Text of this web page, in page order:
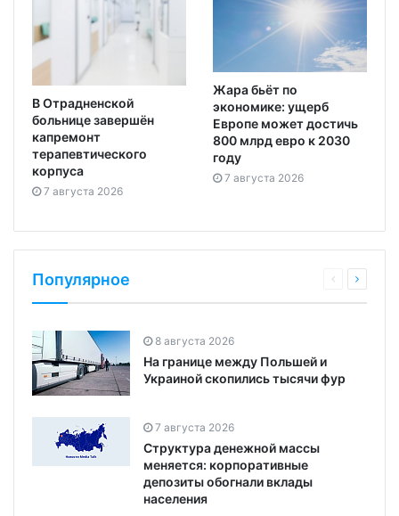
В Отрадненской
больнице завершён
капремонт
терапевтического
корпуса
7 августа 2026
Жара бьёт по
экономике: ущерб
Европе может достичь
800 млрд евро к 2030
году
7 августа 2026
Популярное
8 августа 2026
На границе между Польшей и
Украиной скопились тысячи фур
7 августа 2026
Структура денежной массы
меняется: корпоративные
депозиты обогнали вклады
населения